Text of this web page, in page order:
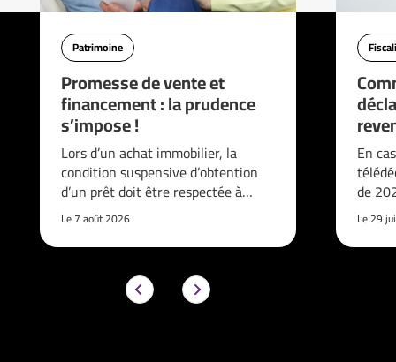
Patrimoine
Promesse de vente et
financement : la prudence
s’impose !
Lors d’un achat immobilier, la
condition suspensive d’obtention
d’un prêt doit être respectée à…
Le 7 août 2026
En
de
Le 29